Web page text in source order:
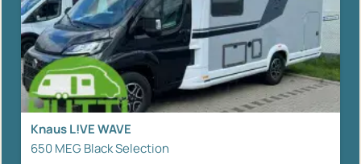
Knaus L!VE WAVE
650 MEG Black Selection